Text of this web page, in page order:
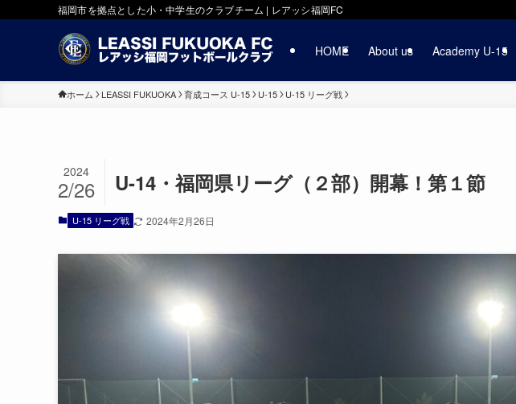
福岡市を拠点とした小・中学生のクラブチーム | レアッシ福岡FC
HOME About us Academy U-15
ホーム LEASSI FUKUOKA 育成コース U-15 U-15 U-15 リーグ戦
U-14・福岡県リーグ（２部）開幕！第１節
2024
2/26
U-15 リーグ戦 2024年2月26日